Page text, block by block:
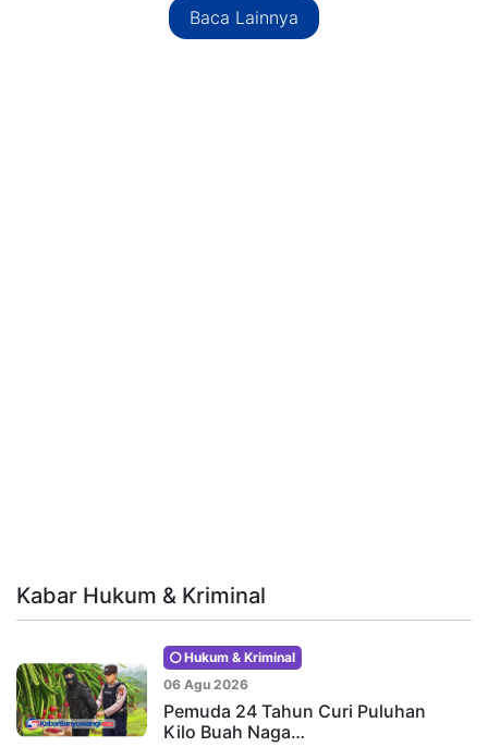
Baca Lainnya
Kabar Hukum & Kriminal
Hukum & Kriminal
06 Agu 2026
Pemuda 24 Tahun Curi Puluhan
Kilo Buah Naga…